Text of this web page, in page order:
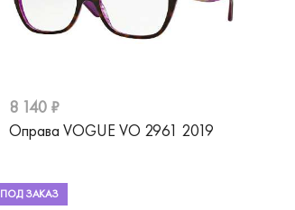
8 140 ₽
Оправа VOGUE VO 2961 2019
ПОД ЗАКАЗ